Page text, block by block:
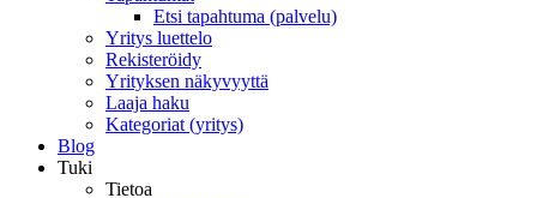
Etsi tapahtuma (palvelu)
Yritys luettelo
Rekisteröidy
Yrityksen näkyvyyttä
Laaja haku
Kategoriat (yritys)
Blog
Tuki
Tietoa